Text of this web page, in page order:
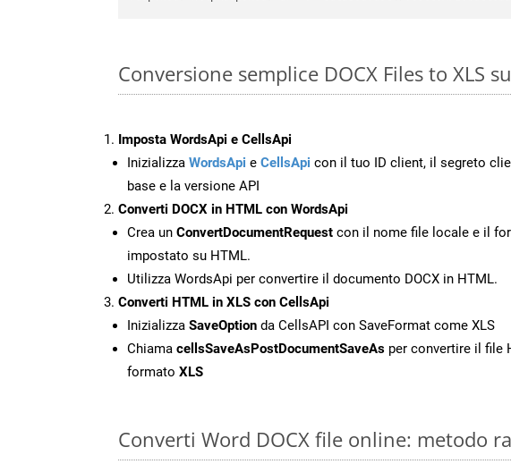
Conversione semplice DOCX Files to XLS
Imposta WordsApi e CellsApi
Inizializza WordsApi e CellsApi con il tuo ID client, il segreto
base e la versione API
Converti DOCX in HTML con WordsApi
Crea un ConvertDocumentRequest con il nome file locale e il
impostato su HTML.
Utilizza WordsApi per convertire il documento DOCX in HTML.
Converti HTML in XLS con CellsApi
Inizializza SaveOption da CellsAPI con SaveFormat come XLS
Chiama cellsSaveAsPostDocumentSaveAs per convertire il file
formato XLS
Converti Word DOCX file online: metodo